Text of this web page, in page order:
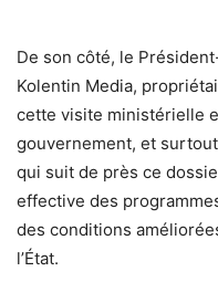
De son côté, le
Kolentin Media,
cette visite ministérielle
gouvernement, et
qui suit de près ce
effective des
des conditions
l’État.